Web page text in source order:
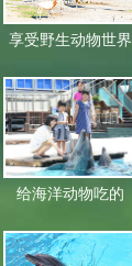
享受野生动物世界
给海洋动物吃的